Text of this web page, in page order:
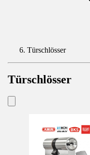
Türschlösser
Türschlösser